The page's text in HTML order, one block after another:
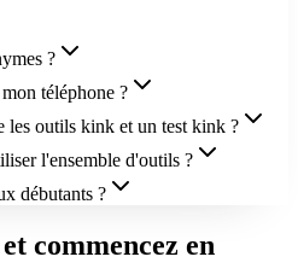
?
téléphone ?
les outils kink et un test kink ?
l'ensemble d'outils ?
débutants ?
commencez en